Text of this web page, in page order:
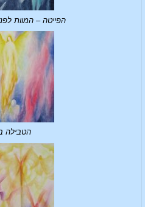
הפייטה – המוות
הטבילה